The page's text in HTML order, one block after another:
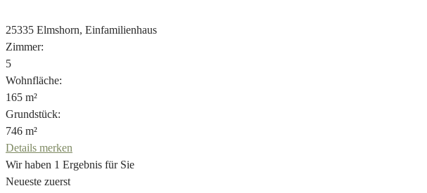
25335 Elmshorn, Einfamilienhaus
Zimmer:
5
Wohnfläche:
165 m²
Grundstück:
746 m²
Details merken
Wir haben 1 Ergebnis für Sie
Neueste zuerst